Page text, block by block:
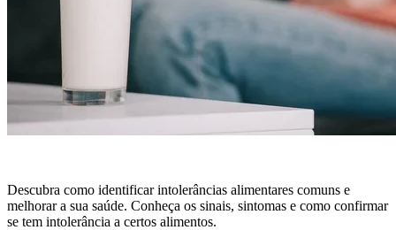
Descubra como identificar intolerâncias alimentares comuns e
melhorar a sua saúde. Conheça os sinais, sintomas e como confirmar
se tem intolerância a certos alimentos.